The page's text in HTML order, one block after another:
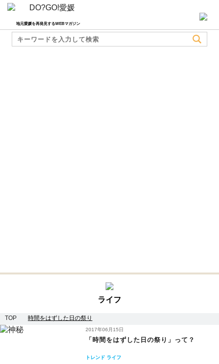
地元愛媛を再発見するWEBマガジン
ライフ
TOP 時間をはずした日の祭り
2017年06月15日
「時間をはずした日の祭り」って？
トレンド ライフ